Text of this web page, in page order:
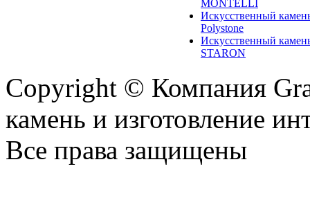
MONTELLI
Искусственный
Polystone
Искусственный
STARON
Copyright © Компания
камень и изготовление
Все права защищены